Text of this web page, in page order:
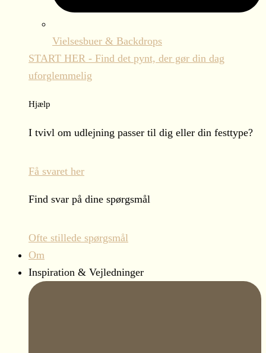
Vielsesbuer & Backdrops
START HER - Find det pynt, der gør din dag
uforglemmelig
Hjælp
I tvivl om udlejning passer til dig eller din festtype?
Få svaret her
Find svar på dine spørgsmål
Ofte stillede spørgsmål
Om
Inspiration & Vejledninger